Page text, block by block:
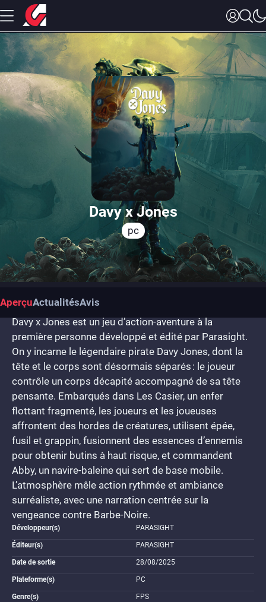
Davy x Jones
pc
AperçuActualitésAvis
Davy x Jones est un jeu d’action-aventure à la
première personne développé et édité par Parasight.
On y incarne le légendaire pirate Davy Jones, dont la
tête et le corps sont désormais séparés : le joueur
contrôle un corps décapité accompagné de sa tête
pensante. Embarqués dans Les Casier, un enfer
flottant fragmenté, les joueurs et les joueuses
affrontent des hordes de créatures, utilisent épée,
fusil et grappin, fusionnent des essences d’ennemis
pour obtenir butins à haut risque, et commandent
Abby, un navire-baleine qui sert de base mobile.
L’atmosphère mêle action rythmée et ambiance
surréaliste, avec une narration centrée sur la
vengeance contre Barbe-Noire.
Développeur(s) PARASIGHT
Éditeur(s) PARASIGHT
Date de sortie 28/08/2025
Plateforme(s) PC
Genre(s) FPS